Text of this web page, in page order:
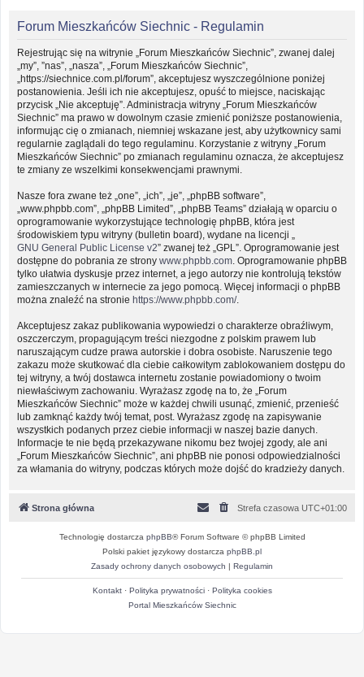
Forum Mieszkańców Siechnic - Regulamin
Rejestrując się na witrynie „Forum Mieszkańców Siechnic”, zwanej dalej
„my”, ”nas”, „nasza”, „Forum Mieszkańców Siechnic”,
„https://siechnice.com.pl/forum”, akceptujesz wyszczególnione poniżej
postanowienia. Jeśli ich nie akceptujesz, opuść to miejsce, naciskając
przycisk „Nie akceptuję”. Administracja witryny „Forum Mieszkańców
Siechnic” ma prawo w dowolnym czasie zmienić poniższe postanowienia,
informując cię o zmianach, niemniej wskazane jest, aby użytkownicy sami
regularnie zaglądali do tego regulaminu. Korzystanie z witryny „Forum
Mieszkańców Siechnic” po zmianach regulaminu oznacza, że akceptujesz
te zmiany ze wszelkimi konsekwencjami prawnymi.
Nasze fora zwane też „one”, „ich”, „je”, „phpBB software”,
„www.phpbb.com”, „phpBB Limited”, „phpBB Teams” działają w oparciu o
oprogramowanie wykorzystujące technologię phpBB, która jest
środowiskiem typu witryny (bulletin board), wydane na licencji „
GNU General Public License v2” zwanej też „GPL”. Oprogramowanie jest
dostępne do pobrania ze strony www.phpbb.com . Oprogramowanie phpBB
tylko ułatwia dyskusje przez internet, a jego autorzy nie kontrolują tekstów
zamieszczanych w internecie za jego pomocą. Więcej informacji o phpBB
można znaleźć na stronie https://www.phpbb.com/.
Akceptujesz zakaz publikowania wypowiedzi o charakterze obraźliwym,
oszczerczym, propagującym treści niezgodne z polskim prawem lub
naruszającym cudze prawa autorskie i dobra osobiste. Naruszenie tego
zakazu może skutkować dla ciebie całkowitym zablokowaniem dostępu do
tej witryny, a twój dostawca internetu zostanie powiadomiony o twoim
niewłaściwym zachowaniu. Wyrażasz zgodę na to, że „Forum
Mieszkańców Siechnic” może w każdej chwili usunąć, zmienić, przenieść
lub zamknąć każdy twój temat, post. Wyrażasz zgodę na zapisywanie
wszystkich podanych przez ciebie informacji w naszej bazie danych.
Informacje te nie będą przekazywane nikomu bez twojej zgody, ale ani
„Forum Mieszkańców Siechnic”, ani phpBB nie ponosi odpowiedzialności
za włamania do witryny, podczas których może dojść do kradzieży danych.
Strona główna Strefa czasowa UTC+01:00
Technologię dostarcza phpBB® Forum Software © phpBB Limited
Polski pakiet językowy dostarcza phpBB.pl
Zasady ochrony danych osobowych | Regulamin
Kontakt· Polityka prywatności· Polityka cookies
Portal Mieszkańców Siechnic